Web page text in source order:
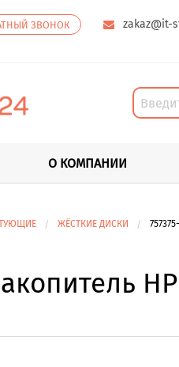
ЗВОНОК
zakaz@it-
О КОМПАНИИ
ЖЁСТКИЕ ДИСКИ